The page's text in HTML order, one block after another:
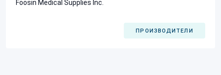
Foosin Medical Supplies Inc.
ПРОИЗВОДИТЕЛИ